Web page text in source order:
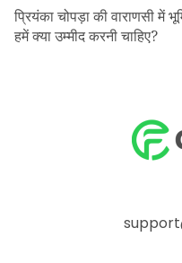
प्रियंका चोपड़ा की वाराणसी में
हमें क्या उम्मीद करनी चाहिए?